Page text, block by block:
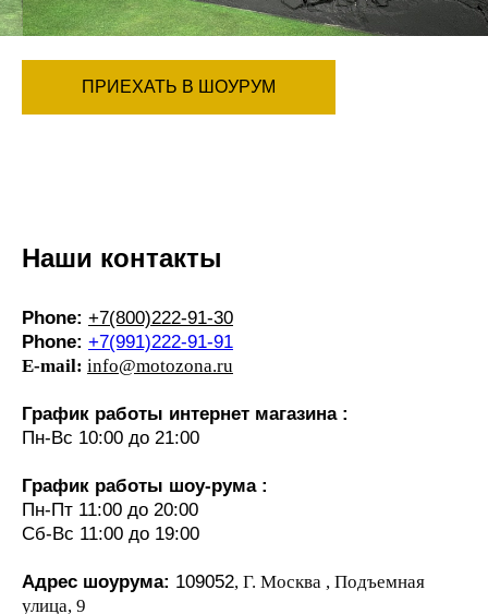
ПРИЕХАТЬ В ШОУРУМ
Наши контакты
Phone: +7(800)222-91-30
Phone: +7(991)222-91-91
E-mail: info@motozona.ru
График работы интернет магазина :
Пн-Вс 10:00 до 21:00
График работы шоу-рума :
Пн-Пт 11:00 до 20:00
Сб-Вс 11:00 до 19:00
Адрес шоурума: 109052, Г. Москва , Подъемная
улица, 9